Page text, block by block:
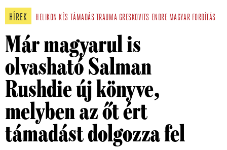
HÍREK HELIKON KÉS TÁMADÁS TRAUMA GRESKOVITS ENDRE MAGYAR FORDÍTÁS
Már magyarul is
olvasható Salman
Rushdie új könyve,
melyben az őt ért
támadást dolgozza fel